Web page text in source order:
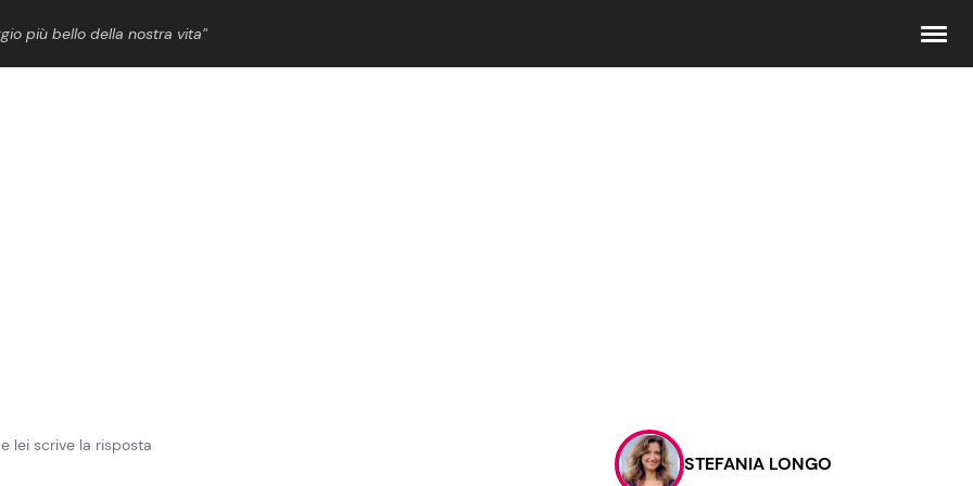
più bello della nostra vita”
Contattaci
Pubblicità
lei scrive la risposta
STEFANIA LONGO